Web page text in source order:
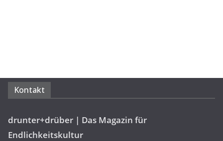
Kontakt
drunter+drüber | Das Magazin für
Endlichkeitskultur